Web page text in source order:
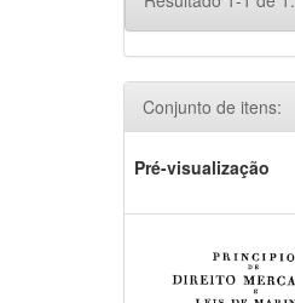
Conjunto de itens:
Pré-visualização